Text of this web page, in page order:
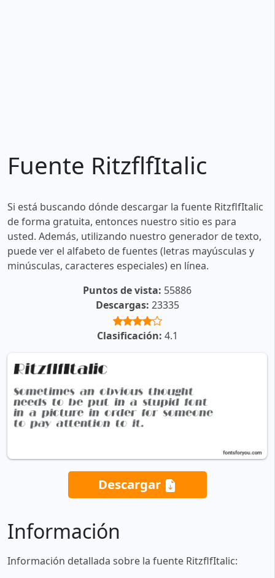
Fuente RitzflfItalic
Si está buscando dónde descargar la fuente RitzflfItalic
de forma gratuita, entonces nuestro sitio es para
usted. Además, utilizando nuestro generador de texto,
puede ver el alfabeto de fuentes (letras mayúsculas y
minúsculas, caracteres especiales) en línea.
Puntos de vista: 55886
Descargas: 23335
Clasificación: 4.1
Descargar
Información
Información detallada sobre la fuente RitzflfItalic: